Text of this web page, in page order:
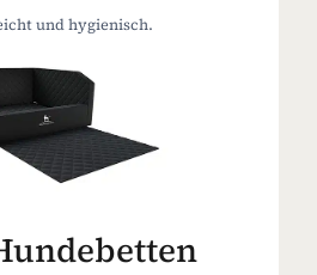
und hygienisch.